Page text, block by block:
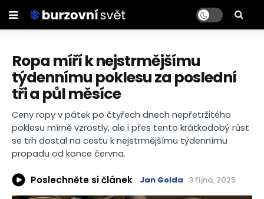
Ropa míří k nejstrmějšímu
týdennímu poklesu za poslední
tři a půl měsíce
Ceny ropy v pátek po čtyřech dnech nepřetržitého
poklesu mírně vzrostly, ale i přes tento krátkodobý růst
se trh dostal na cestu k nejstrmějšímu týdennímu
propadu od konce června.
Poslechněte si článek Jan Golda 3 října, 2025